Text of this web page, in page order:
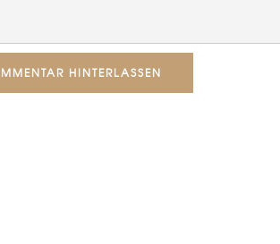
HINTERLASSEN